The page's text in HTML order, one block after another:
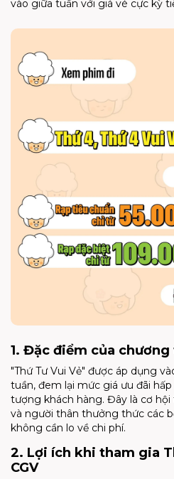
vào giữa tuần với giá vé cực kỳ
1. Đặc điểm của
"Thứ Tư Vui Vẻ" được áp dụng
tuần, đem lại mức giá ưu đãi
tượng khách hàng. Đây là cơ
và người thân thưởng thức các
không cần lo về chi phí.
2. Lợi ích khi tham gia
CGV